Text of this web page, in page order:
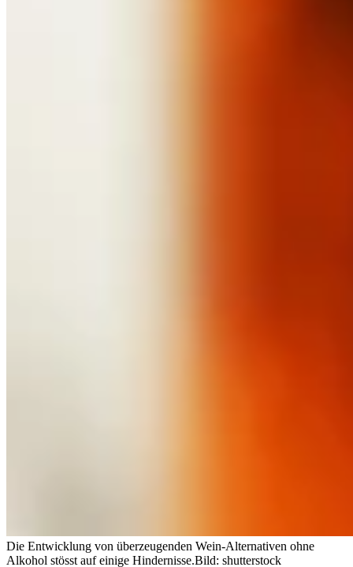
Die Entwicklung von überzeugenden Wein-Alternativen ohne
Alkohol stösst auf einige Hindernisse.Bild: shutterstock